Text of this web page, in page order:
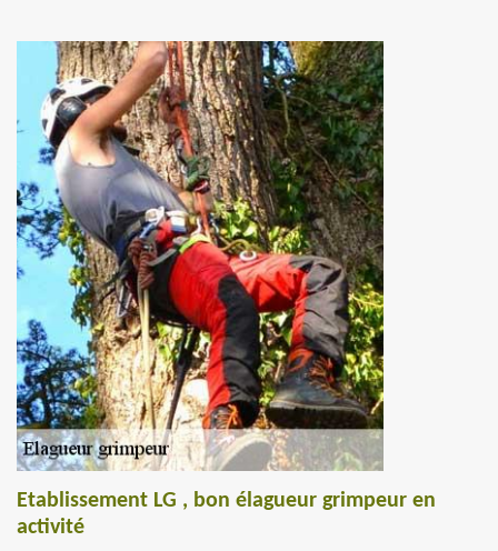
Etablissement LG , bon élagueur grimpeur en
activité